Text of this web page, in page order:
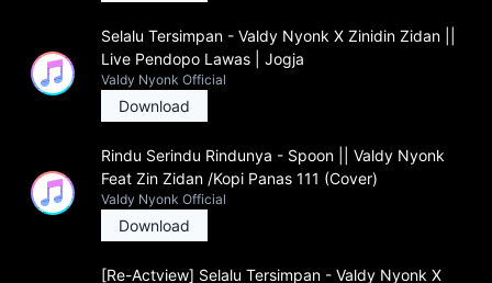
Selalu Tersimpan - Valdy Nyonk X Zinidin Zidan ||
Live Pendopo Lawas | Jogja
Valdy Nyonk Official
Download
Rindu Serindu Rindunya - Spoon || Valdy Nyonk
Feat Zin Zidan /Kopi Panas 111 (Cover)
Valdy Nyonk Official
Download
[Re-Actview] Selalu Tersimpan - Valdy Nyonk X